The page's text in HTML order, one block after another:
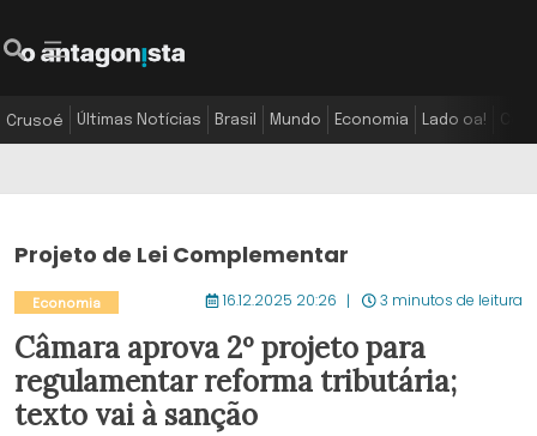
Crusoé Últimas Notícias Brasil Mundo Economia Lado oa!
Projeto de Lei Complementar
Economia 16.12.2025 20:26 3 minutos de leitura
Câmara aprova 2º projeto para
regulamentar reforma tributária;
texto vai à sanção